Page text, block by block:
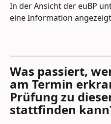
In der Ansicht der euBP
eine Information
Was passiert,
am Termin
Prüfung zu
stattfinden